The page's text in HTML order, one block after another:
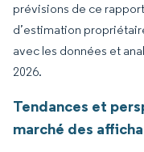
prévisions de ce
d’estimation
avec les données et
2026.
Tendances et
marché des